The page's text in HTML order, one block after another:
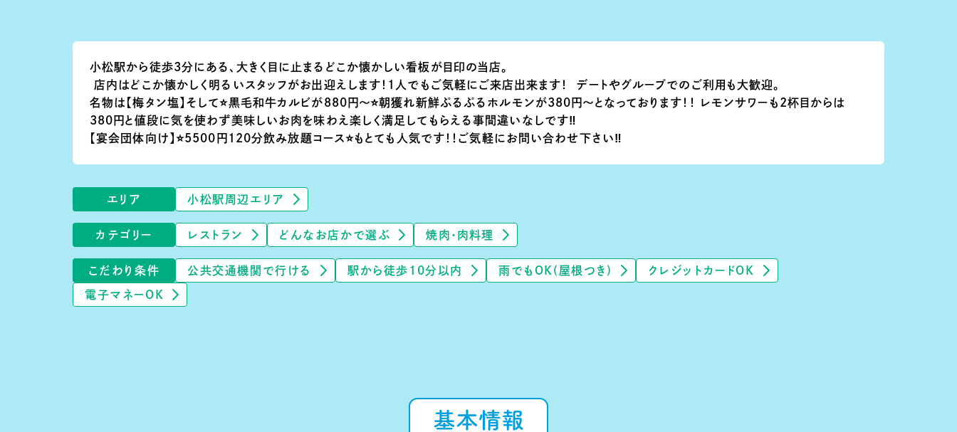
小松駅から徒歩3分にある、大きく目に止まるどこか懐かしい看板が目印の当店。
店内はどこか懐かしく明るいスタッフがお出迎えします！1人でもご気軽にご来店出来ます！ デートやグループでのご利用も大歓迎。
名物は【梅タン塩】そして⭐️黒毛和牛カルビが880円〜⭐️朝獲れ新鮮ぷるぷるホルモンが380円〜となっております！！ レモンサワーも2杯目からは
380円と値段に気を使わず美味しいお肉を味わえ楽しく満足してもらえる事間違いなしです‼️
【宴会団体向け】⭐️5500円120分飲み放題コース⭐️もとても人気です！！ご気軽にお問い合わせ下さい‼️
エリア 小松駅周辺エリア
カテゴリー レストラン どんなお店かで選ぶ 焼肉・肉料理
こだわり条件 公共交通機関で行ける 駅から徒歩10分以内 雨でもOK(屋根つき) クレジットカードOK
電子マネーOK
基本情報